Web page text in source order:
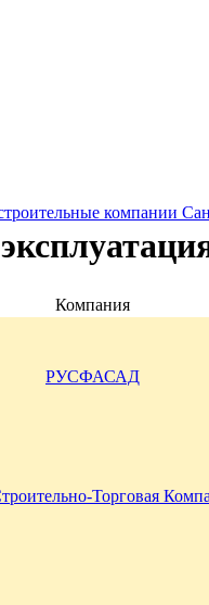
компании
Компания
РУСФАСАД
Торговая